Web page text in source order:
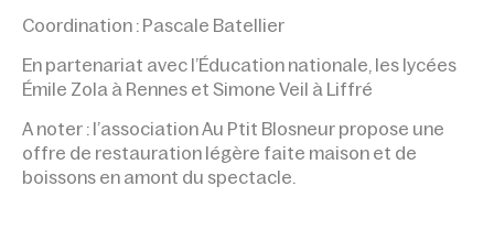
Coordination : Pascale Batellier
En partenariat avec l’Éducation nationale, les lycées
Émile Zola à Rennes et Simone Veil à Liffré
A noter : l’association Au Ptit Blosneur propose une
offre de restauration légère faite maison et de
boissons en amont du spectacle.